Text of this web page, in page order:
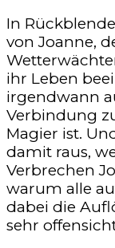
In
von Joanne,
ihr Leben
irgendwann
Verbindung
Magier ist.
damit raus,
Verbrechen
warum alle
dabei die
sehr